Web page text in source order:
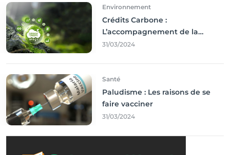
Environnement
Crédits Carbone :
L’accompagnement de la
Francophonie
31/03/2024
Santé
Paludisme : Les raisons de se
faire vacciner
31/03/2024